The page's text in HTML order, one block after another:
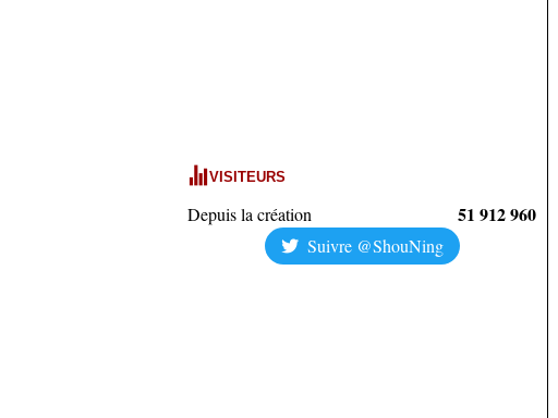
VISITEURS
Depuis la création 51 912 960
Suivre @ShouNing